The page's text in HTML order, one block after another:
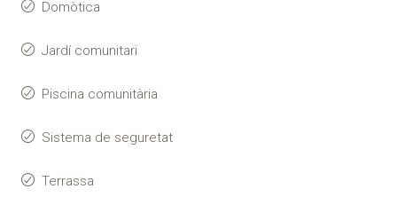
Domòtica
Jardí comunitari
Piscina comunitària
Sistema de seguretat
Terrassa